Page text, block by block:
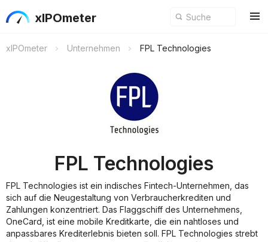
xIPOmeter
xIPOmeter Unternehmen FPL Technologies
FPL Technologies
FPL Technologies ist ein indisches Fintech-Unternehmen, das
sich auf die Neugestaltung von Verbraucherkrediten und
Zahlungen konzentriert. Das Flaggschiff des Unternehmens,
OneCard, ist eine mobile Kreditkarte, die ein nahtloses und
anpassbares Krediterlebnis bieten soll. FPL Technologies strebt